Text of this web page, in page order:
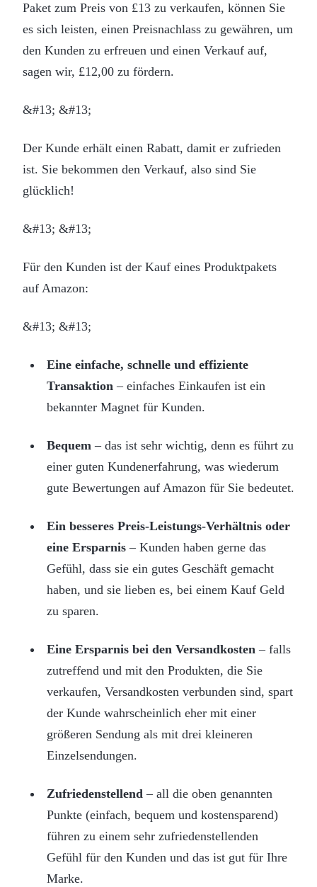
Paket zum Preis von £13 zu verkaufen, können Sie
es sich leisten, einen Preisnachlass zu gewähren, um
den Kunden zu erfreuen und einen Verkauf auf,
sagen wir, £12,00 zu fördern.
&#13; &#13;
Der Kunde erhält einen Rabatt, damit er zufrieden
ist. Sie bekommen den Verkauf, also sind Sie
glücklich!
&#13; &#13;
Für den Kunden ist der Kauf eines Produktpakets
auf Amazon:
&#13; &#13;
Eine einfache, schnelle und effiziente
Transaktion– einfaches Einkaufen ist ein
bekannter Magnet für Kunden.
Bequem– das ist sehr wichtig, denn es führt zu
einer guten Kundenerfahrung, was wiederum
gute Bewertungen auf Amazon für Sie bedeutet.
Ein besseres Preis-Leistungs-Verhältnis oder
eine Ersparnis– Kunden haben gerne das
Gefühl, dass sie ein gutes Geschäft gemacht
haben, und sie lieben es, bei einem Kauf Geld
zu sparen.
Eine Ersparnis bei den Versandkosten– falls
zutreffend und mit den Produkten, die Sie
verkaufen, Versandkosten verbunden sind, spart
der Kunde wahrscheinlich eher mit einer
größeren Sendung als mit drei kleineren
Einzelsendungen.
Zufriedenstellend– all die oben genannten
Punkte (einfach, bequem und kostensparend)
führen zu einem sehr zufriedenstellenden
Gefühl für den Kunden und das ist gut für Ihre
Marke.